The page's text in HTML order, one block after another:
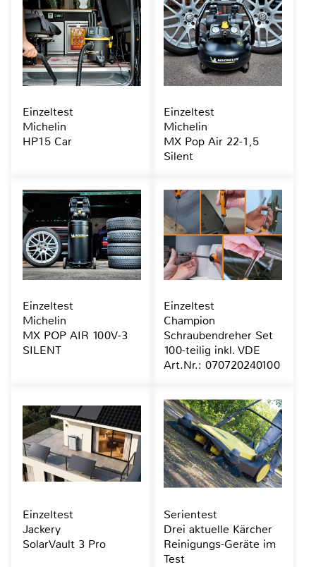
Einzeltest
Michelin
HP15 Car
Einzeltest
Michelin
MX Pop Air 22-1,5
Silent
Einzeltest
Michelin
MX POP AIR 100V-3
SILENT
Einzeltest
Champion
Schraubendreher Set
100-teilig inkl. VDE
Art.Nr.: 070720240100
Einzeltest
Jackery
SolarVault 3 Pro
Serientest
Drei aktuelle Kärcher
Reinigungs-Geräte im
Test